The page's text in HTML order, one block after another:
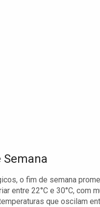
Semana
o fim de semana
entre 22°C e 30°C,
que oscilam